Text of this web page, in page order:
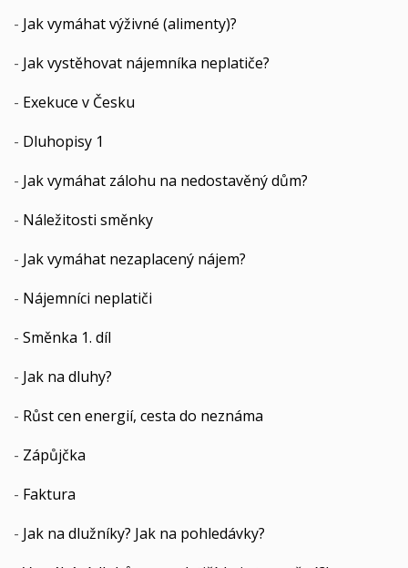
- Jak vymáhat výživné (alimenty)?
- Jak vystěhovat nájemníka neplatiče?
- Exekuce v Česku
- Dluhopisy 1
- Jak vymáhat zálohu na nedostavěný dům?
- Náležitosti směnky
- Jak vymáhat nezaplacený nájem?
- Nájemníci neplatiči
- Směnka 1. díl
- Jak na dluhy?
- Růst cen energií, cesta do neznáma
- Zápůjčka
- Faktura
- Jak na dlužníky? Jak na pohledávky?